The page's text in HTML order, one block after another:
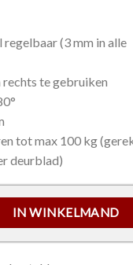
regelbaar (3 mm in alle
rechts te gebruiken
tot max 100 kg
deurblad)
IN WINKELMAND
(NEO M-6 MAT